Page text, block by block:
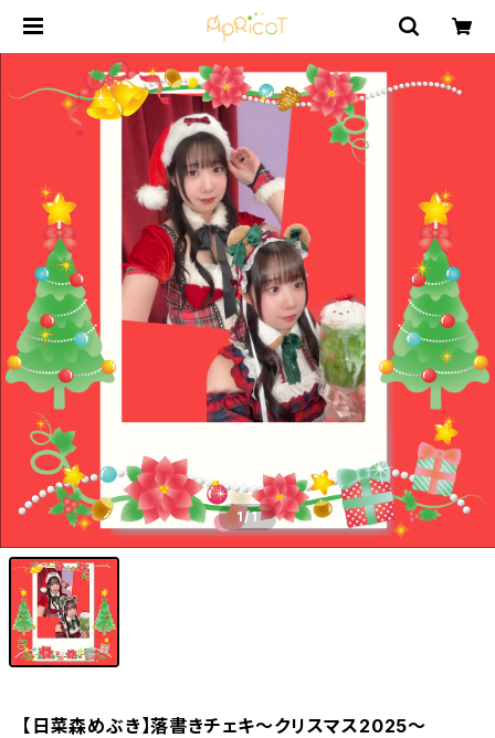
1/1
【日菜森めぶき】落書きチェキ～クリスマス2025～